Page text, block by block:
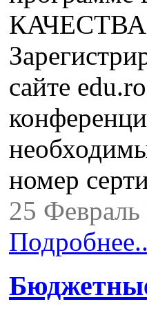
сайте
номер
25 Февраль